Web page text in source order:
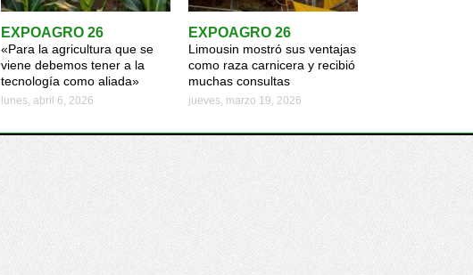
EXPOAGRO 26
«Para la agricultura que se
viene debemos tener a la
tecnología como aliada»
lunes, abril 6, 2026
EXPOAGRO 26
Limousin mostró sus ventajas
como raza carnicera y recibió
muchas consultas
jueves, marzo 19, 2026